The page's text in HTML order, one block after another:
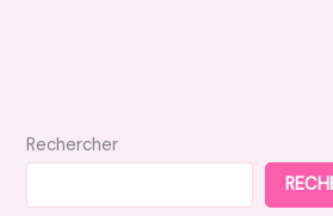
Rechercher